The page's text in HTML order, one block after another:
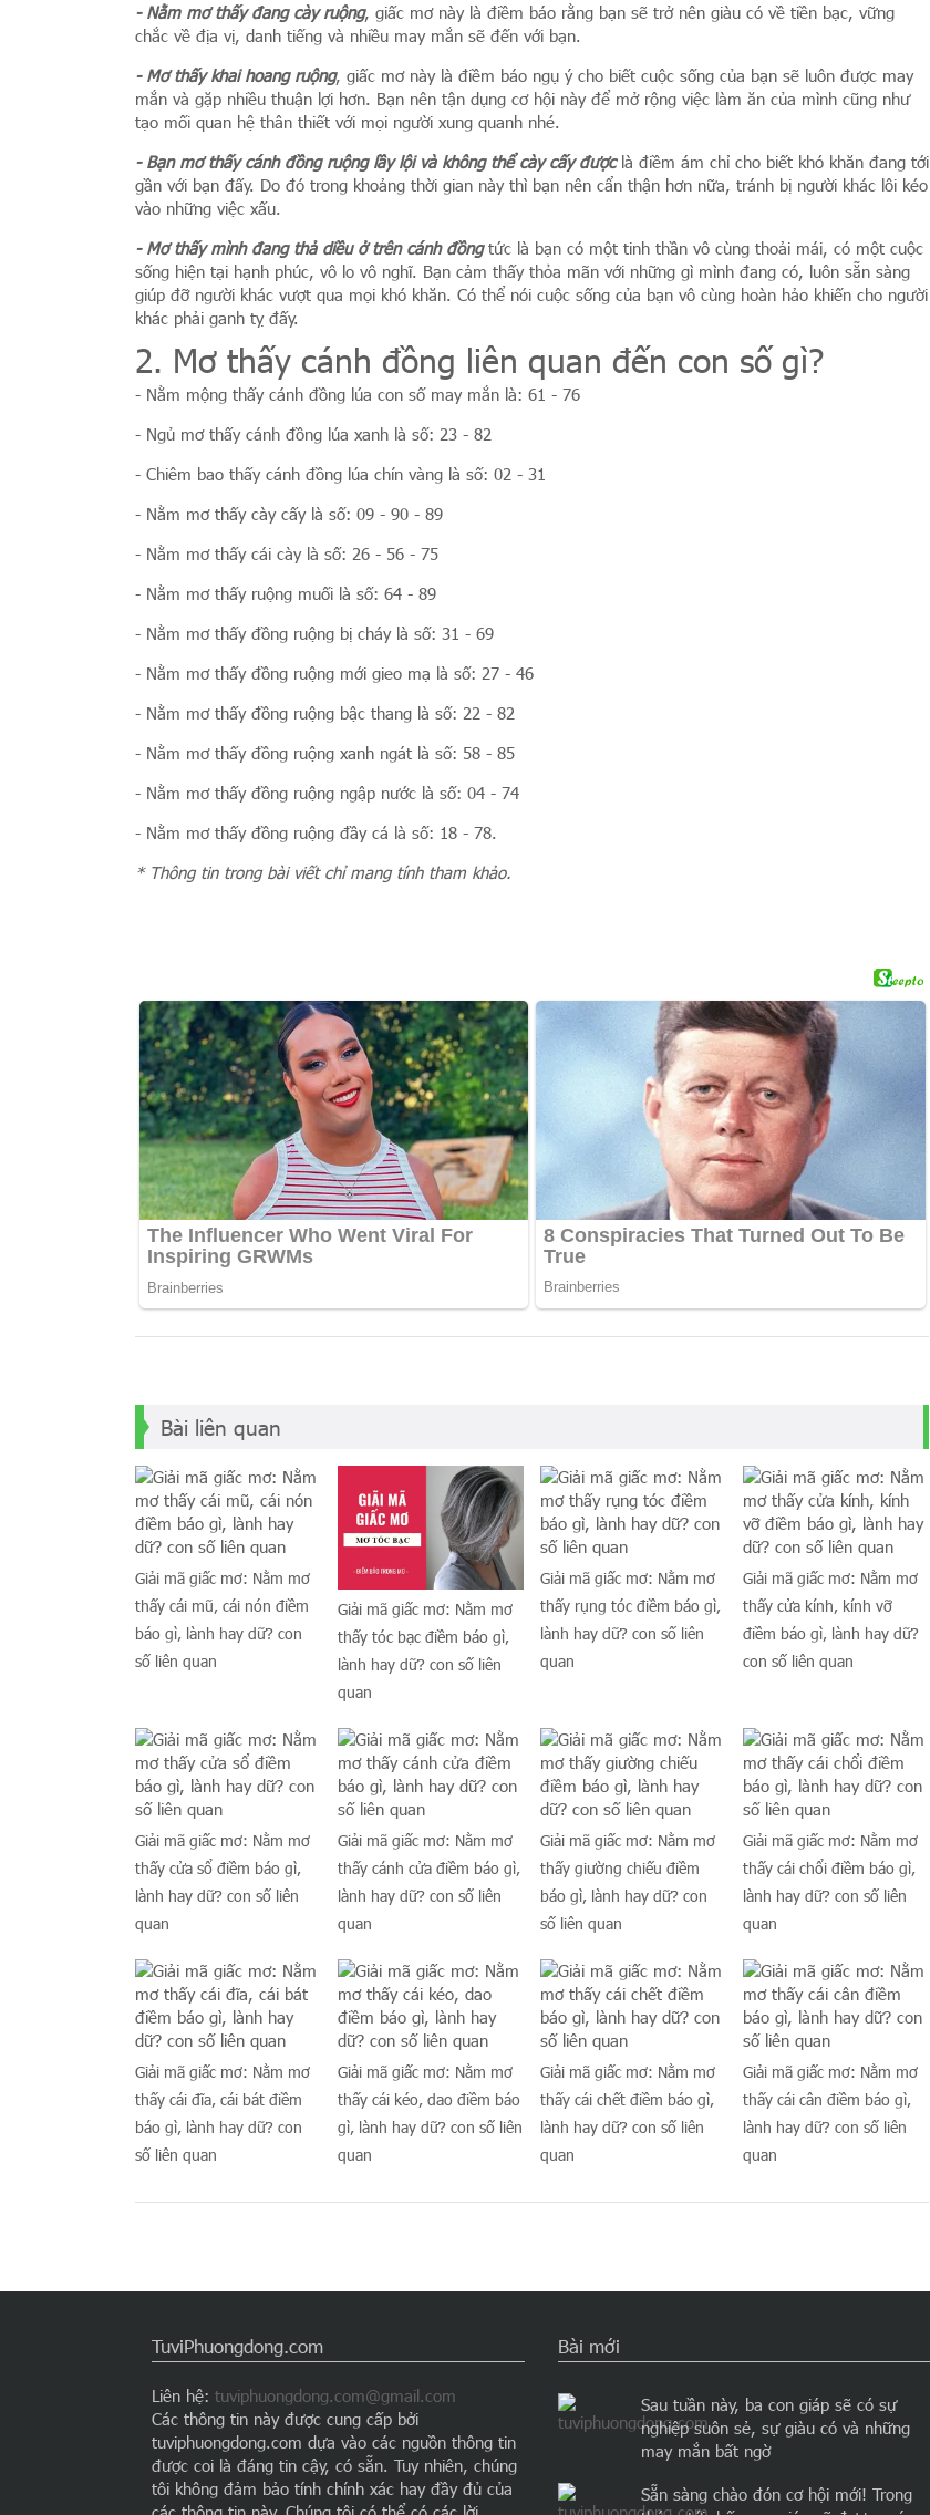
- Nằm mơ thấy đang cày ruộng, giấc mơ này là điềm báo rằng bạn sẽ trở nên giàu có về tiền bạc, vững
chắc về địa vị, danh tiếng và nhiều may mắn sẽ đến với bạn.
- Mơ thấy khai hoang ruộng, giấc mơ này là điềm báo ngụ ý cho biết cuộc sống của bạn sẽ luôn được may
mắn và gặp nhiều thuận lợi hơn. Bạn nên tận dụng cơ hội này để mở rộng việc làm ăn của mình cũng như
tạo mối quan hệ thân thiết với mọi người xung quanh nhé.
- Bạn mơ thấy cánh đồng ruộng lầy lội và không thể cày cấy đượclà điềm ám chỉ cho biết khó khăn đang tới
gần với bạn đấy. Do đó trong khoảng thời gian này thì bạn nên cẩn thận hơn nữa, tránh bị người khác lôi kéo
vào những việc xấu.
- Mơ thấy mình đang thả diều ở trên cánh đồngtức là bạn có một tinh thần vô cùng thoải mái, có một cuộc
sống hiện tại hạnh phúc, vô lo vô nghĩ. Bạn cảm thấy thỏa mãn với những gì mình đang có, luôn sẵn sàng
giúp đỡ người khác vượt qua mọi khó khăn. Có thể nói cuộc sống của bạn vô cùng hoàn hảo khiến cho người
khác phải ganh tỵ đấy.
2. Mơ thấy cánh đồng liên quan đến con số gì?
- Nằm mộng thấy cánh đồng lúa con số may mắn là: 61 - 76
- Ngủ mơ thấy cánh đồng lúa xanh là số: 23 - 82
- Chiêm bao thấy cánh đồng lúa chín vàng là số: 02 - 31
- Nằm mơ thấy cày cấy là số: 09 - 90 - 89
- Nằm mơ thấy cái cày là số: 26 - 56 - 75
- Nằm mơ thấy ruộng muối là số: 64 - 89
- Nằm mơ thấy đồng ruộng bị cháy là số: 31 - 69
- Nằm mơ thấy đồng ruộng mới gieo mạ là số: 27 - 46
- Nằm mơ thấy đồng ruộng bậc thang là số: 22 - 82
- Nằm mơ thấy đồng ruộng xanh ngát là số: 58 - 85
- Nằm mơ thấy đồng ruộng ngập nước là số: 04 - 74
- Nằm mơ thấy đồng ruộng đầy cá là số: 18 - 78.
* Thông tin trong bài viết chỉ mang tính tham khảo.
Bài liên quan
Giải mã giấc mơ: Nằm mơ
thấy cái mũ, cái nón điềm
báo gì, lành hay dữ? con
số liên quan
Giải mã giấc mơ: Nằm mơ
thấy tóc bạc điềm báo gì,
lành hay dữ? con số liên
quan
Giải mã giấc mơ: Nằm mơ
thấy rụng tóc điềm báo gì,
lành hay dữ? con số liên
quan
Giải mã giấc mơ: Nằm mơ
thấy cửa kính, kính vỡ
điềm báo gì, lành hay dữ?
con số liên quan
Giải mã giấc mơ: Nằm mơ
thấy cửa sổ điềm báo gì,
lành hay dữ? con số liên
quan
Giải mã giấc mơ: Nằm mơ
thấy cánh cửa điềm báo gì,
lành hay dữ? con số liên
quan
Giải mã giấc mơ: Nằm mơ
thấy giường chiếu điềm
báo gì, lành hay dữ? con
số liên quan
Giải mã giấc mơ: Nằm mơ
thấy cái chổi điềm báo gì,
lành hay dữ? con số liên
quan
Giải mã giấc mơ: Nằm mơ
thấy cái đĩa, cái bát điềm
báo gì, lành hay dữ? con
số liên quan
Giải mã giấc mơ: Nằm mơ
thấy cái kéo, dao điềm báo
gì, lành hay dữ? con số liên
quan
Giải mã giấc mơ: Nằm mơ
thấy cái chết điềm báo gì,
lành hay dữ? con số liên
quan
Giải mã giấc mơ: Nằm mơ
thấy cái cân điềm báo gì,
lành hay dữ? con số liên
quan
TuviPhuongdong.com
Liên hệ: tuviphuongdong.com@gmail.com
Các thông tin này được cung cấp bởi
tuviphuongdong.com dựa vào các nguồn thông tin
được coi là đáng tin cậy, có sẵn. Tuy nhiên, chúng
tôi không đảm bảo tính chính xác hay đầy đủ của
Bài mới
Sau tuần này, ba con giáp sẽ có sự
nghiệp suôn sẻ, sự giàu có và những
may mắn bất ngờ
Sẵn sàng chào đón cơ hội mới! Trong